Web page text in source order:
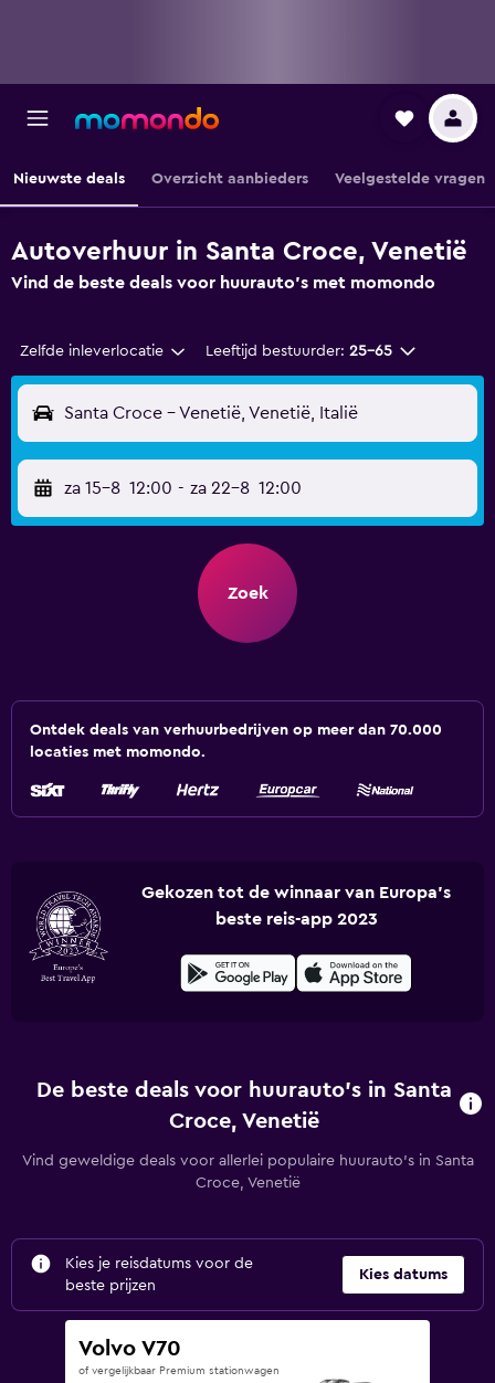
Nieuwste deals Overzicht aanbieders Veelgestelde vragen
Autoverhuur in Santa Croce, Venetië
Vind de beste deals voor huurauto's met momondo
Zelfde inleverlocatie Leeftijd bestuurder: 25-65
Santa Croce - Venetië, Venetië, Italië
za 15-8 12:00 - za 22-8 12:00
Zoek
Ontdek deals van verhuurbedrijven op meer dan 70.000
locaties met momondo.
Gekozen tot de winnaar van Europa's
beste reis-app 2023
De beste deals voor huurauto's in Santa
Croce, Venetië
Vind geweldige deals voor allerlei populaire huurauto's in Santa
Croce, Venetië
Kies je reisdatums voor de
beste prijzen
Kies datums
Volvo V70
of vergelijkbaar Premium stationwagen